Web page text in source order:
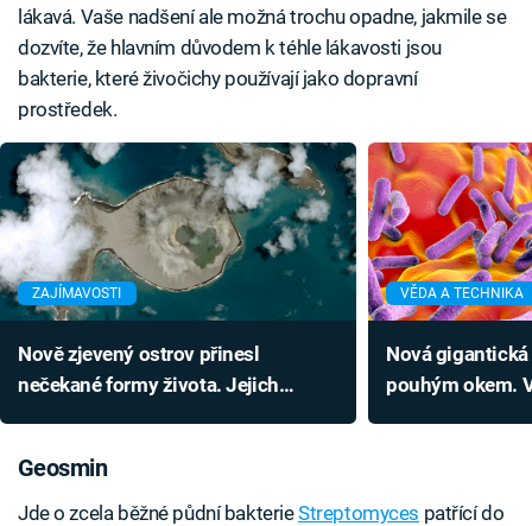
lákavá. Vaše nadšení ale možná trochu opadne, jakmile se
dozvíte, že hlavním důvodem k téhle lákavosti jsou
bakterie, které živočichy používají jako dopravní
prostředek.
ZAJÍMAVOSTI
Nově zjevený ostrov přinesl
nečekané formy života. Jejich
VĚDA A TECHNIKA
Nová
pouhým okem.
Geosmin
Jde o zcela běžné půdní bakterieStreptomyces patřící do